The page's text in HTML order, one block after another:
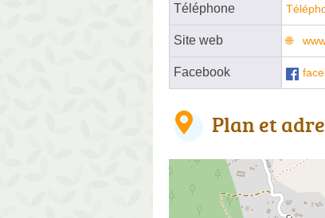
Téléphone
Site web
Facebook
Plan et